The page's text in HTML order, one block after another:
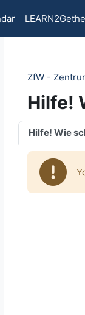
ZfW -
Hilfe!